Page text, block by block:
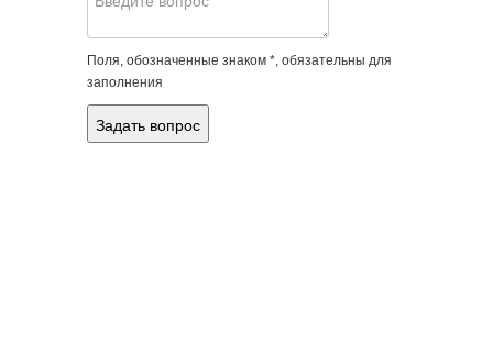
Поля, обозначенные знаком *, обязательны для
заполнения